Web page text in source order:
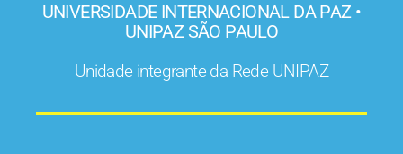
UNIVERSIDADE INTERNACIONAL DA PAZ •
UNIPAZ SÃO PAULO
Unidade integrante da Rede UNIPAZ